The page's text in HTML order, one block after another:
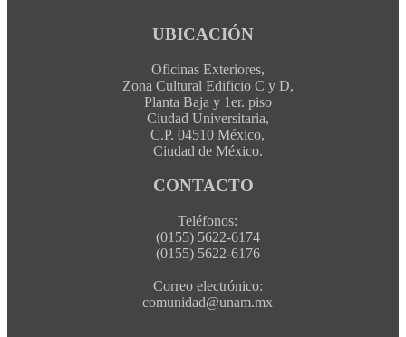
UBICACIÓN
Oficinas Exteriores,
Zona Cultural Edificio C y D,
Planta Baja y 1er. piso
Ciudad Universitaria,
C.P. 04510 México,
Ciudad de México.
CONTACTO
Teléfonos:
(0155) 5622-6174
(0155) 5622-6176
Correo electrónico:
comunidad@unam.mx